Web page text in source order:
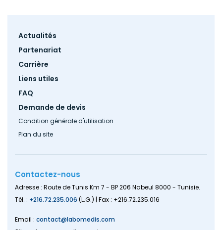
Footer
Actualités
Partenariat
Carrière
Liens utiles
FAQ
Demande de devis
Condition générale d'utilisation
Plan du site
Contactez-nous
Adresse : Route de Tunis Km 7 - BP 206 Nabeul 8000 - Tunisie.
Tél. : +216.72.235.006 (L.G.) | Fax : +216.72.235.016
Email : contact@labomedis.com